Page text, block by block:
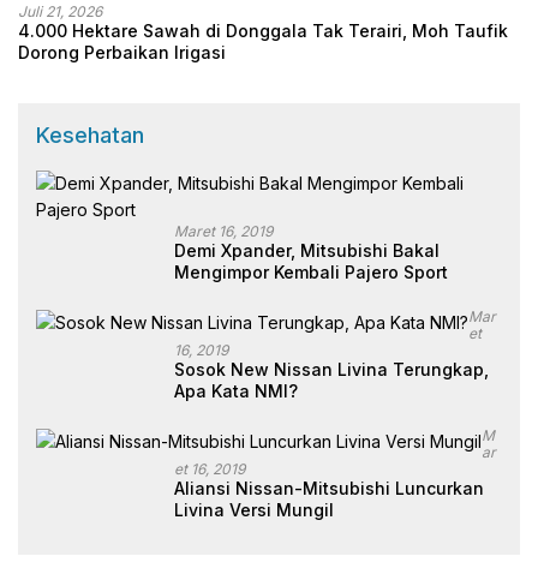
Juli 21, 2026
4.000 Hektare Sawah di Donggala Tak Terairi, Moh Taufik
Dorong Perbaikan Irigasi
Kesehatan
Maret 16, 2019
Demi Xpander, Mitsubishi Bakal
Mengimpor Kembali Pajero Sport
Mar
Et
16, 2019
Sosok New Nissan Livina Terungkap,
Apa Kata NMI?
M
Ar
Et 16, 2019
Aliansi Nissan-Mitsubishi Luncurkan
Livina Versi Mungil